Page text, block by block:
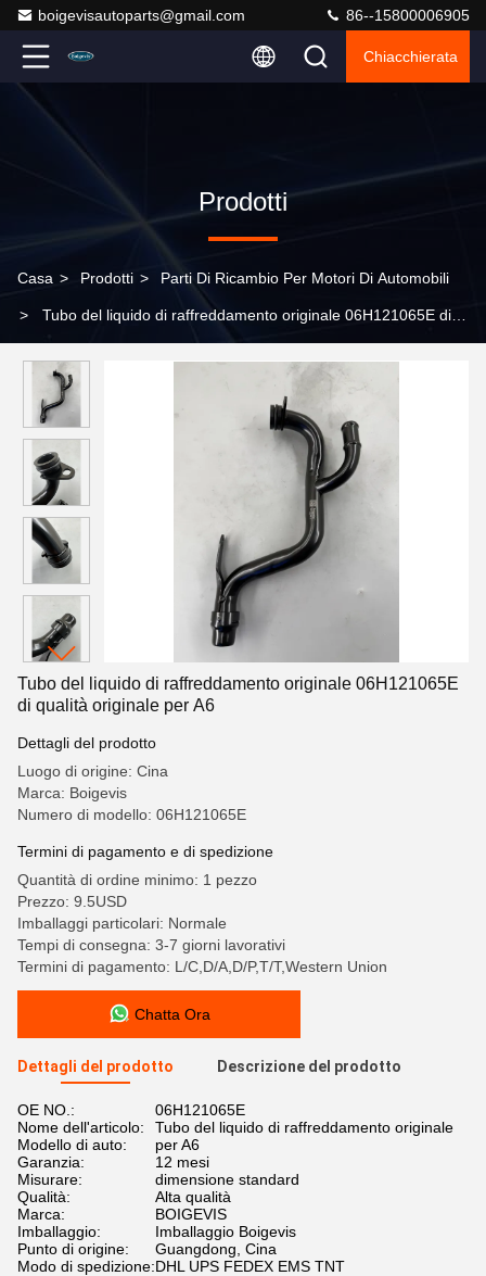
boigevisautoparts@gmail.com 86--15800006905
Chiacchierata
Prodotti
Casa > Prodotti > Parti Di Ricambio Per Motori Di Automobili
> Tubo del liquido di raffreddamento originale 06H121065E di
Tubo del liquido di raffreddamento originale 06H121065E
di qualità originale per A6
Dettagli del prodotto
Luogo di origine: Cina
Marca: Boigevis
Numero di modello: 06H121065E
Termini di pagamento e di spedizione
Quantità di ordine minimo: 1 pezzo
Prezzo: 9.5USD
Imballaggi particolari: Normale
Tempi di consegna: 3-7 giorni lavorativi
Termini di pagamento: L/C,D/A,D/P,T/T,Western Union
Chatta Ora
Dettagli del prodotto Descrizione del prodotto
OE NO.:
06H121065E
Nome dell'articolo:
Tubo del liquido di raffreddamento originale
Modello di auto:
per A6
Garanzia:
12 mesi
Misurare:
dimensione standard
Qualità:
Alta qualità
Marca:
BOIGEVIS
Imballaggio:
Imballaggio Boigevis
Punto di origine:
Guangdong, Cina
Modo di spedizione:DHL UPS FEDEX EMS TNT